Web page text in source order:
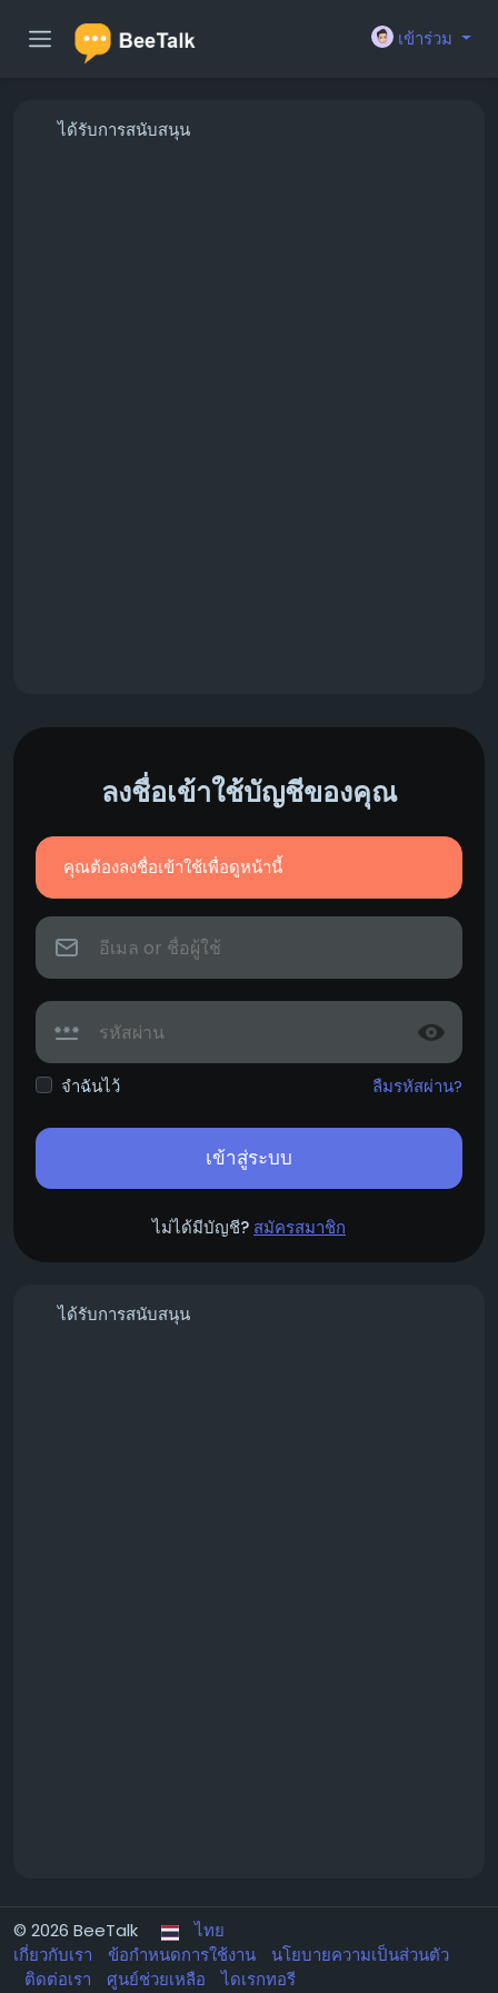
เข้าร่วม
ได้รับการสนับสนุน
ลงชื่อเข้าใช้บัญชีของคุณ
คุณต้องลงชื่อเข้าใช้เพื่อดูหน้านี้
จำฉันไว้ ลืมรหัสผ่าน?
เข้าสู่ระบบ
ไม่ได้มีบัญชี? สมัครสมาชิก
ได้รับการสนับสนุน
© 2026 BeeTalk
ไทย
เกี่ยวกับเรา
ข้อกำหนดการใช้งาน
นโยบายความเป็นส่วนตัว
ติดต่อเรา
ศูนย์ช่วยเหลือ ไดเรกทอรี